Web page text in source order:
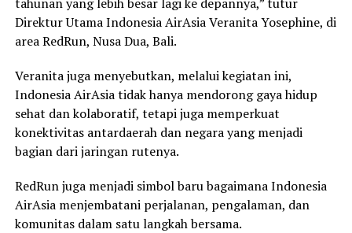
Direktur Utama Indonesia AirAsia Veranita Yosephine, di
area RedRun, Nusa Dua, Bali.
Veranita juga menyebutkan, melalui kegiatan ini,
Indonesia AirAsia tidak hanya mendorong gaya hidup
sehat dan kolaboratif, tetapi juga memperkuat
konektivitas antardaerah dan negara yang menjadi
bagian dari jaringan rutenya.
RedRun juga menjadi simbol baru bagaimana Indonesia
AirAsia menjembatani perjalanan, pengalaman, dan
komunitas dalam satu langkah bersama.